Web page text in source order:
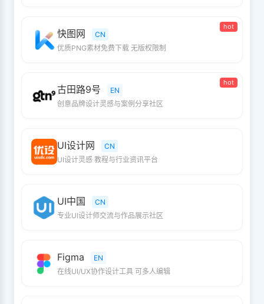
hot
快图网
CN
优质PNG素材免费下载 无版权限制
hot
古田路9号
EN
创意品牌设计灵感与案例分享社区
UI设计网
CN
UI设计灵感 教程与行业资讯平台
UI中国
CN
专业UI设计师交流与作品展示社区
Figma
EN
在线UI/UX协作设计工具 可多人编辑